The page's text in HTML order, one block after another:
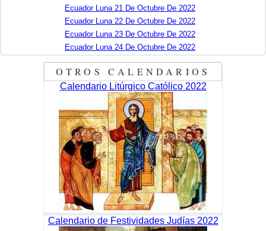
Ecuador Luna 21 De Octubre De 2022
Ecuador Luna 22 De Octubre De 2022
Ecuador Luna 23 De Octubre De 2022
Ecuador Luna 24 De Octubre De 2022
OTROS CALENDARIOS
Calendario Litúrgico Católico 2022
Calendario de Festividades Judías 2022